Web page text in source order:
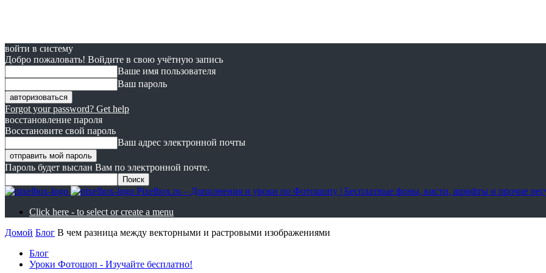
войти в систему
Добро пожаловать! Войдите в свою учётную запись
Ваше имя пользователя
Ваш пароль
Forgot your password? Get help
восстановление пароля
Восстановите свой пароль
Ваш адрес электронной почты
Пароль будет выслан Вам по электронной почте.
Pixelbox.ru – Дополнения и уроки по Фотошопу | Бесплатные фоны, кисти, шрифты и прочие
Click here - to select or create a menu
Домой Блог В чем разница между векторными и растровыми изображениями
Блог
Уроки Фотошоп - Изучайте бесплатно!